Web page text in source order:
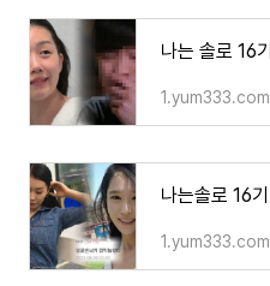
1.yum333.com
1.yum333.com